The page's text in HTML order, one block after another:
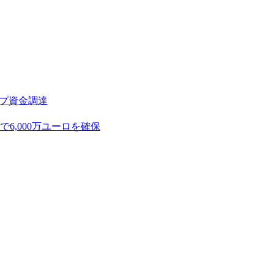
資金調達
6,000万ユーロを確保